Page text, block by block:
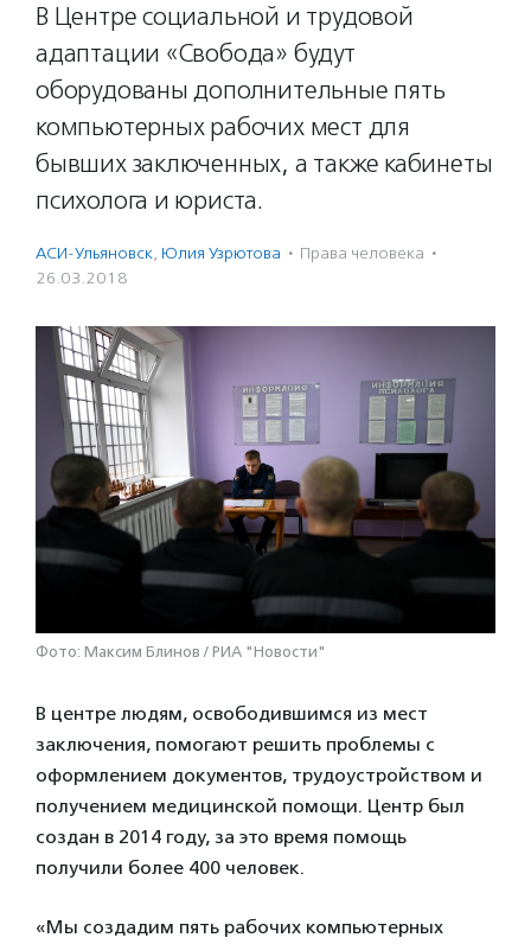
В Центре социальной и трудовой
адаптации «Свобода» будут
оборудованы дополнительные пять
компьютерных рабочих мест для
бывших заключенных, а также кабинеты
психолога и юриста.
АСИ-Ульяновск, Юлия Узрютова · Права человека ·
26.03.2018
Фото: Максим Блинов / РИА "Новости"
В центре людям, освободившимся из мест
заключения, помогают решить проблемы с
оформлением документов, трудоустройством и
получением медицинской помощи. Центр был
создан в 2014 году, за это время помощь
получили более 400 человек.
«Мы создадим пять рабочих компьютерных